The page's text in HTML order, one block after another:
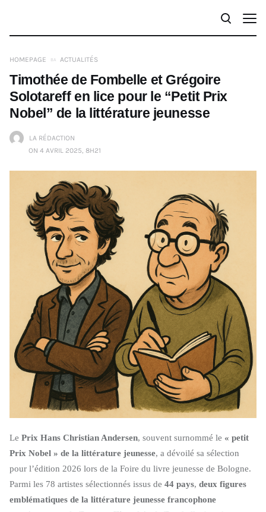
HOMEPAGE ACTUALITÉS
LA RÉDACTION
ON 4 AVRIL 2025, 8H21
Timothée de Fombelle et Grégoire
Solotareff en lice pour le “Petit Prix
Nobel” de la littérature jeunesse
Le Prix Hans Christian Andersen, souvent surnommé le « petit
Prix Nobel » de la littérature jeunesse, a dévoilé sa sélection
pour l’édition 2026 lors de la Foire du livre jeunesse de Bologne.
Parmi les 78 artistes sélectionnés issus de 44 pays, deux figures
emblématiques de la littérature jeunesse francophone